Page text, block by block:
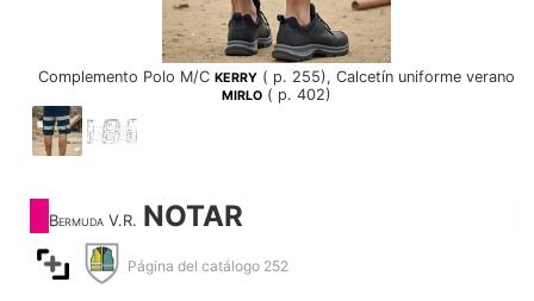
Complemento Polo M/C KERRY ( p. 255), Calcetín uniforme verano
MIRLO ( p. 402)
Bermuda V.R. NOTAR
Página del catálogo 252